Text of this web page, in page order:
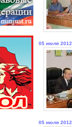
05 июля 2012
05 июля 2012